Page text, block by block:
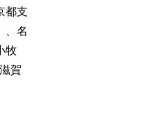
都支
、名
牧
賀